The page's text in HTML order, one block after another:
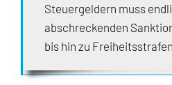
Steuergeldern muss
abschreckenden
bis hin zu